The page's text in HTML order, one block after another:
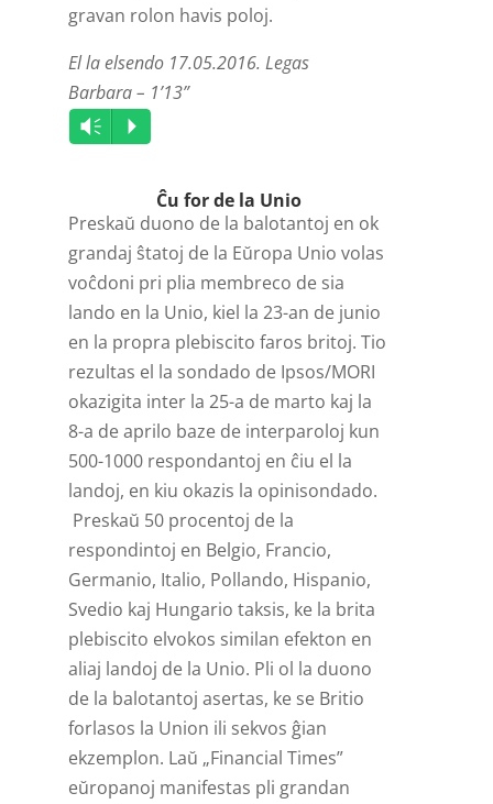
gravan rolon havis poloj.
El la elsendo 17.05.2016. Legas
Barbara – 1’13”
Audio
Player
Vm P
Ĉu for de la Unio
Preskaŭ duono de la balotantoj en ok
grandaj ŝtatoj de la Eŭropa Unio volas
voĉdoni pri plia membreco de sia
lando en la Unio, kiel la 23-an de junio
en la propra plebiscito faros britoj. Tio
rezultas el la sondado de Ipsos/MORI
okazigita inter la 25-a de marto kaj la
8-a de aprilo baze de interparoloj kun
500-1000 respondantoj en ĉiu el la
landoj, en kiu okazis la opinisondado.
Preskaŭ 50 procentoj de la
respondintoj en Belgio, Francio,
Germanio, Italio, Pollando, Hispanio,
Svedio kaj Hungario taksis, ke la brita
plebiscito elvokos similan efekton en
aliaj landoj de la Unio. Pli ol la duono
de la balotantoj asertas, ke se Britio
forlasos la Union ili sekvos ĝian
ekzemplon. Laŭ „Financial Times”
eŭropanoj manifestas pli grandan